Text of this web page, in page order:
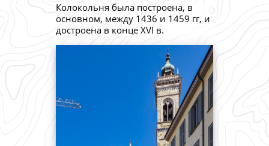
Колокольня была построена, в
основном, между 1436 и 1459 гг, и
достроена в конце XVI в.